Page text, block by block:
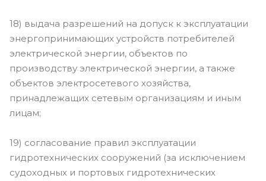
18) выдача разрешений на допуск к эксплуатации
энергопринимающих устройств потребителей
электрической энергии, объектов по
производству электрической энергии, а также
объектов электросетевого хозяйства,
принадлежащих сетевым организациям и иным
лицам;
19) согласование правил эксплуатации
гидротехнических сооружений (за исключением
судоходных и портовых гидротехнических